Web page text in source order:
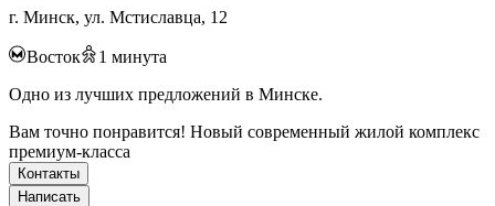
г. Минск, ул. Мстиславца, 12
Восток 1 минута
Одно из лучших предложений в Минске.
Вам точно понравится! Новый современный жилой комплекс
премиум-класса
Контакты
Написать